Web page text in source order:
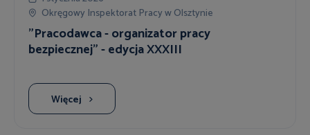
Okręgowy Inspektorat Pracy w Olsztynie
"Pracodawca - organizator pracy
bezpiecznej" - edycja XXXIII
Więcej